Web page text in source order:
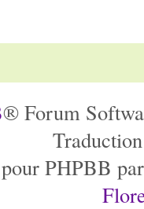
® Forum
pour PHPBB